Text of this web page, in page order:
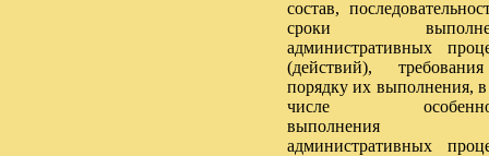
состав,
сроки
административных
(действий),
порядку их выполнения,
числе
выполнения
административных